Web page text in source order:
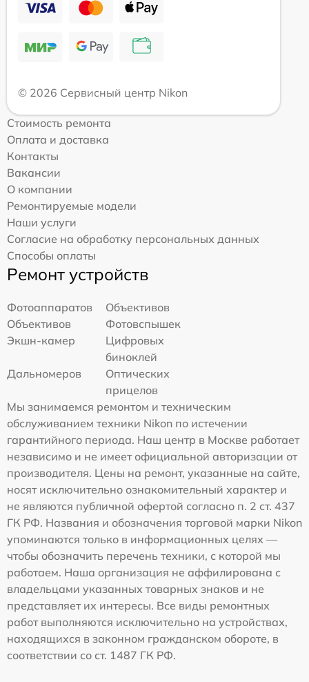
© 2026 Сервисный центр Nikon
Стоимость ремонта
Оплата и доставка
Контакты
Вакансии
О компании
Ремонтируемые модели
Наши услуги
Согласие на обработку персональных данных
Способы оплаты
Ремонт устройств
Фотоаппаратов
Объективов
Объективов
Фотовспышек
Экшн-камер
Цифровых
биноклей
Дальномеров
Оптических
прицелов
Мы занимаемся ремонтом и техническим
обслуживанием техники Nikon по истечении
гарантийного периода. Наш центр в Москве работает
независимо и не имеет официальной авторизации от
производителя. Цены на ремонт, указанные на сайте,
носят исключительно ознакомительный характер и
не являются публичной офертой согласно п. 2 ст. 437
ГК РФ. Названия и обозначения торговой марки Nikon
упоминаются только в информационных целях —
чтобы обозначить перечень техники, с которой мы
работаем. Наша организация не аффилирована с
владельцами указанных товарных знаков и не
представляет их интересы. Все виды ремонтных
работ выполняются исключительно на устройствах,
находящихся в законном гражданском обороте, в
соответствии со ст. 1487 ГК РФ.